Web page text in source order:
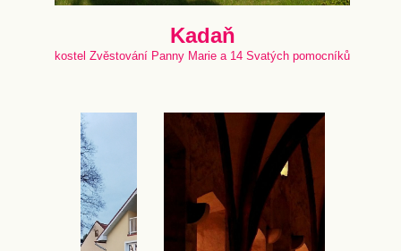
Kadaň
kostel Zvěstování Panny Marie a 14 Svatých pomocníků